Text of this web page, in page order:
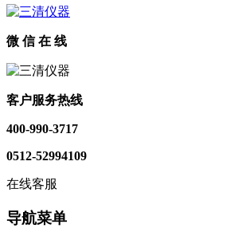
微 信 在 线
客户服务热线
400-990-3717
0512-52994109
在线客服
导航菜单